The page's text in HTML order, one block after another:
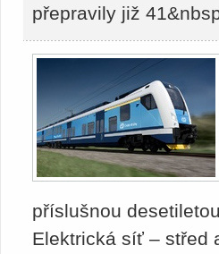
přepravily již
příslušnou
Elektrická síť – střed